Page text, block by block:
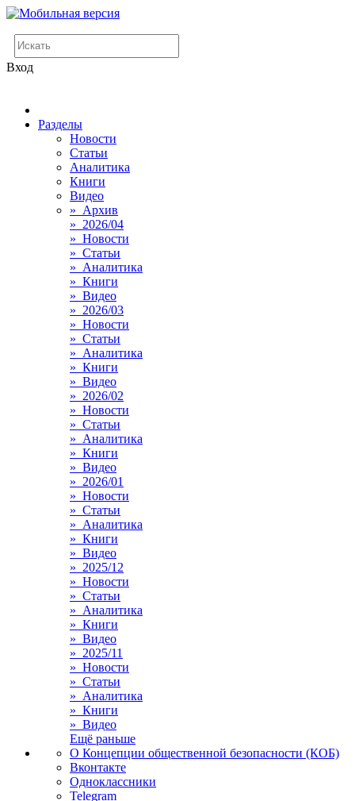
Вход
Разделы
Новости
Статьи
Аналитика
Книги
Видео
» Архив
» 2026/04
» Новости
» Статьи
» Аналитика
» Книги
» Видео
» 2026/03
» Новости
» Статьи
» Аналитика
» Книги
» Видео
» 2026/02
» Новости
» Статьи
» Аналитика
» Книги
» Видео
» 2026/01
» Новости
» Статьи
» Аналитика
» Книги
» Видео
» 2025/12
» Новости
» Статьи
» Аналитика
» Книги
» Видео
» 2025/11
» Новости
» Статьи
» Аналитика
» Книги
» Видео
Ещё раньше
О Концепции общественной безопасности (КОБ)
Вконтакте
Одноклассники
Telegram